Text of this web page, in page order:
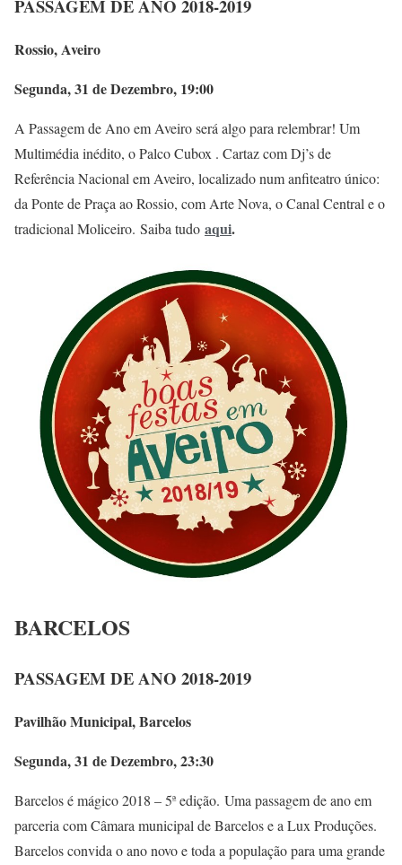
PASSAGEM DE ANO 2018-2019
Rossio, Aveiro
Segunda, 31 de Dezembro, 19:00
A Passagem de Ano em Aveiro será algo para relembrar! Um
Multimédia inédito, o Palco Cubox . Cartaz com Dj’s de
Referência Nacional em Aveiro, localizado num anfiteatro único:
da Ponte de Praça ao Rossio, com Arte Nova, o Canal Central e o
tradicional Moliceiro. Saiba tudo aqui.
BARCELOS
PASSAGEM DE ANO 2018-2019
Pavilhão Municipal, Barcelos
Segunda, 31 de Dezembro, 23:30
Barcelos é mágico 2018 – 5ª edição. Uma passagem de ano em
parceria com Câmara municipal de Barcelos e a Lux Produções.
Barcelos convida o ano novo e toda a população para uma grande